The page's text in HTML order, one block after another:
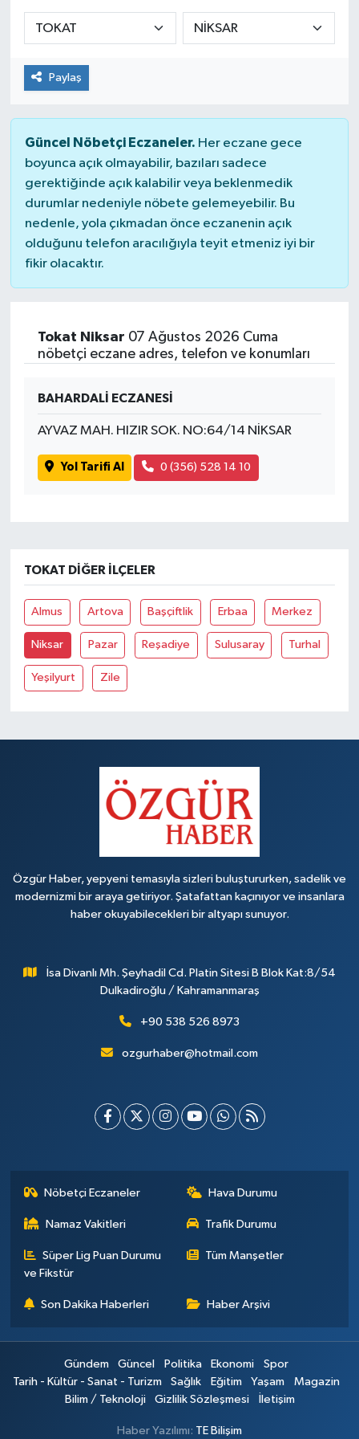
Paylaş
Güncel Nöbetçi Eczaneler. Her eczane gece
boyunca açık olmayabilir, bazıları sadece
gerektiğinde açık kalabilir veya beklenmedik
durumlar nedeniyle nöbete gelemeyebilir. Bu
nedenle, yola çıkmadan önce eczanenin açık
olduğunu telefon aracılığıyla teyit etmeniz iyi bir
fikir olacaktır.
Tokat Niksar 07 Ağustos 2026 Cuma
nöbetçi eczane adres, telefon ve konumları
BAHARDALİ ECZANESİ
AYVAZ MAH. HIZIR SOK. NO:64/14 NİKSAR
Yol Tarifi Al 0 (356) 528 14 10
TOKAT DIĞER İLÇELER
Almus Artova Başçiftlik Erbaa Merkez
Niksar Pazar Reşadiye Sulusaray Turhal
Yeşilyurt Zile
Özgür Haber, yepyeni temasıyla sizleri buluştururken, sadelik ve
modernizmi bir araya getiriyor. Şatafattan kaçınıyor ve insanlara
haber okuyabilecekleri bir altyapı sunuyor.
İsa Divanlı Mh. Şeyhadil Cd. Platin Sitesi B Blok Kat:8/54
Dulkadiroğlu / Kahramanmaraş
+90 538 526 8973
ozgurhaber@hotmail.com
Nöbetçi Eczaneler Hava Durumu
Namaz Vakitleri Trafik Durumu
Süper Lig Puan Durumu
ve Fikstür
Tüm Manşetler
Son Dakika Haberleri Haber Arşivi
Gündem Güncel Politika Ekonomi
Spor
Tarih - Kültür - Sanat - Turizm
Sağlık Eğitim Yaşam
Magazin
Bilim / Teknoloji
Gizlilik Sözleşmesi İletişim
Haber Yazılımı: TE Bilişim
Sağlık
Spor
Yaşam